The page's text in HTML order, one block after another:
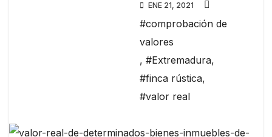
ENE 21, 2021
#comprobación de
valores
, #Extremadura,
#finca rústica,
#valor real